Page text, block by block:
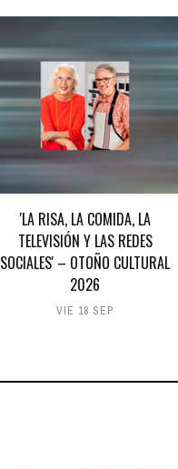
'LA RISA, LA COMIDA, LA
TELEVISIÓN Y LAS REDES
SOCIALES' – OTOÑO CULTURAL
2026
VIE 18 SEP